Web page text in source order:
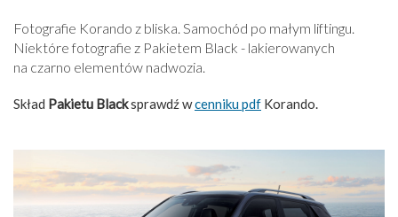
Fotografie Korando z bliska. Samochód po małym liftingu.
Niektóre fotografie z Pakietem Black - lakierowanych
na czarno elementów nadwozia.
Skład Pakietu Blacksprawdź wcenniku pdf Korando.